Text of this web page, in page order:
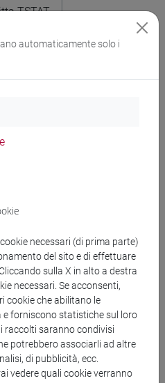
TSTAT
e di
€ 480
2021
automaticamente solo i
necessari (di prima parte)
del sito e di effettuare
sulla X in alto a destra
necessari. Se acconsenti,
cookie che abilitano le
forniscono statistiche sul loro
raccolti saranno condivisi
potrebbero associarli ad altre
di pubblicità, ecc.
vedere quali cookie verranno